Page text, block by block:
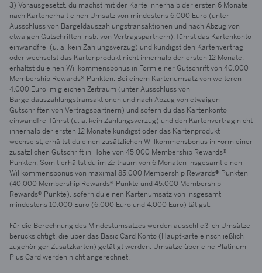
3) Vorausgesetzt, du machst mit der Karte innerhalb der ersten 6 Monate
nach Kartenerhalt einen Umsatz von mindestens 6.000 Euro (unter
Ausschluss von Bargeldauszahlungstransaktionen und nach Abzug von
etwaigen Gutschriften insb. von Vertragspartnern), führst das Kartenkonto
einwandfrei (u. a. kein Zahlungsverzug) und kündigst den Kartenvertrag
oder wechselst das Kartenprodukt nicht innerhalb der ersten 12 Monate,
erhältst du einen Willkommensbonus in Form einer Gutschrift von 40.000
Membership Rewards® Punkten. Bei einem Kartenumsatz von weiteren
4.000 Euro im gleichen Zeitraum (unter Ausschluss von
Bargeldauszahlungstransaktionen und nach Abzug von etwaigen
Gutschriften von Vertragspartnern) und sofern du das Kartenkonto
einwandfrei führst (u. a. kein Zahlungsverzug) und den Kartenvertrag nicht
innerhalb der ersten 12 Monate kündigst oder das Kartenprodukt
wechselst, erhältst du einen zusätzlichen Willkommensbonus in Form einer
zusätzlichen Gutschrift in Höhe von 45.000 Membership Rewards®
Punkten. Somit erhältst du im Zeitraum von 6 Monaten insgesamt einen
Willkommensbonus von maximal 85.000 Membership Rewards® Punkten
(40.000 Membership Rewards® Punkte und 45.000 Membership
Rewards® Punkte), sofern du einen Kartenumsatz von insgesamt
mindestens 10.000 Euro (6.000 Euro und 4.000 Euro) tätigst.
Für die Berechnung des Mindestumsatzes werden ausschließlich Umsätze
berücksichtigt, die über das Basic Card Konto (Hauptkarte einschließlich
zugehöriger Zusatzkarten) getätigt werden. Umsätze über eine Platinum
Plus Card werden nicht angerechnet.